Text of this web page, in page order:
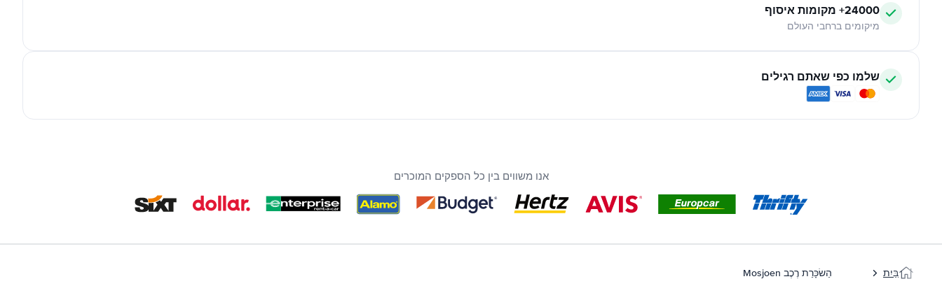
24000+ מקומות איסוף
מיקומים ברחבי העולם
שלמו כפי שאתם רגילים
אנו משווים בין כל הספקים המוכרים
בַּיִת הַשׂכָּרַת רֶכֶב Mosjoen